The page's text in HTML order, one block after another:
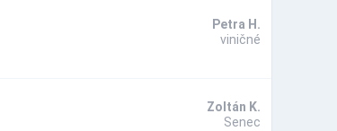
Petra H.
viničné
Zoltán K.
Senec